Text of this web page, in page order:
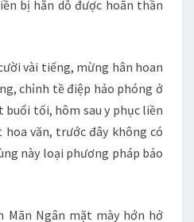
bị hắn dỗ được hoãn thần
vài tiếng, mừng hân hoan
chỉnh tề điệp hảo phóng ở
buổi tối, hôm sau y phục liền
văn, trước đây không có
này loại phương pháp bảo
Mãn Ngân mặt mày hớn hở